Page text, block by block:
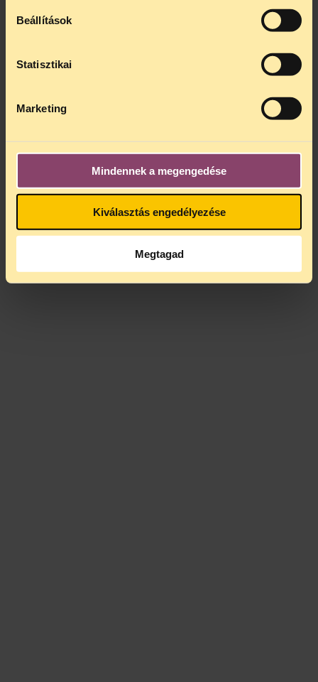
Beállítások
Statisztikai
Marketing
Mindennek a megengedése
Kiválasztás engedélyezése
Megtagad